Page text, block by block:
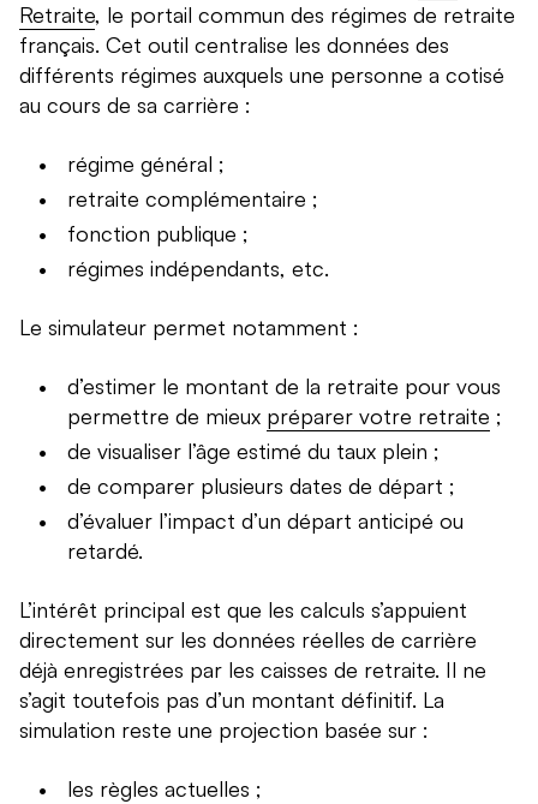
Retraite, le portail commun des régimes de retraite
français. Cet outil centralise les données des
différents régimes auxquels une personne a cotisé
au cours de sa carrière :
régime général ;
retraite complémentaire ;
fonction publique ;
régimes indépendants, etc.
Le simulateur permet notamment :
d’estimer le montant de la retraite pour vous
permettre de mieux préparer votre retraite ;
de visualiser l’âge estimé du taux plein ;
de comparer plusieurs dates de départ ;
d’évaluer l’impact d’un départ anticipé ou
retardé.
L’intérêt principal est que les calculs s’appuient
directement sur les données réelles de carrière
déjà enregistrées par les caisses de retraite. Il ne
s’agit toutefois pas d’un montant définitif. La
simulation reste une projection basée sur :
les règles actuelles ;